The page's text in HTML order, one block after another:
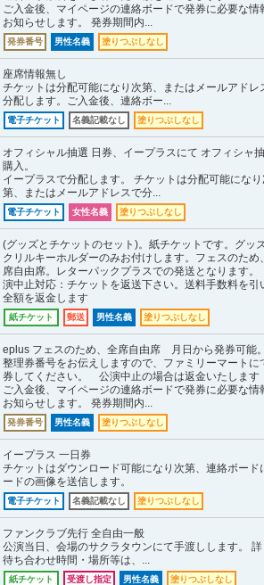
ご入金後、マイページの連絡ボードで発券に必要な情
お知らせします。 発券期間内...
発券番号 男性名義 塗りつぶしなし
座席情報無し
チケットは分配可能になり次第、またはメールアドレ
分配します。ご入金後、連絡ボー...
電子チケット 名義記載なし 塗りつぶしなし
オフィシャル抽選 日券、イープラスにて オフィシャ
購入。
イープラスで分配します。 チケットは分配可能になり
第、またはメールアドレスで分...
電子チケット 女性名義 塗りつぶしなし
(グッズとチケットのセット)。紙チケットです。グッ
クリルキーホルダーのみお付けします。フェスのため
席自由席。レターパックプラスでの発送となります
演中止対応：チケットを返送下さい。送料手数料を引
全額を返金します
紙チケット 郵送 男性名義 塗りつぶしなし
eplus フェスのため、全席自由席 月日から発券可能
整理券番号をお伝えしますので、ファミリーマートに
券してください。 公演中止の場合は返金いたします
ご入金後、マイページの連絡ボードで発券に必要な情
お知らせします。 発券期間内...
発券番号 男性名義 塗りつぶしなし
イープラス 一日券
チケットはダウンロード可能になり次第、連絡ボード
ードの画像を送信します。
電子チケット 名義記載なし 塗りつぶしなし
ファンクラブ先行 全自由一般
公演当日、会場のサクラタウンにて手渡しします。
待ち合わせ時間・場所等は、...
紙チケット 受渡し指定 男性名義 塗りつぶしなし